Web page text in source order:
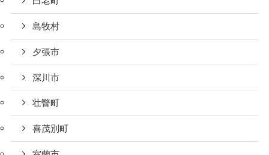
島牧村
夕張市
深川市
壮瞥町
喜茂別町